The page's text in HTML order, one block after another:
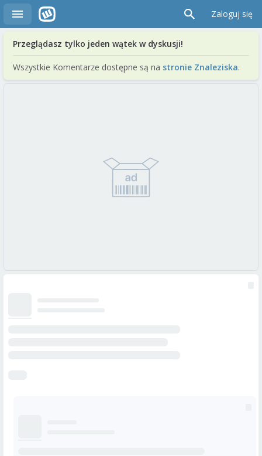
Zaloguj się
Przeglądasz tylko jeden wątek w dyskusji!
Wszystkie Komentarze dostępne są na stronie Znaleziska.